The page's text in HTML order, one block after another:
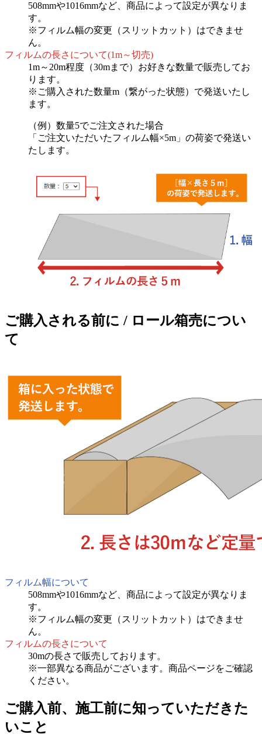
508mmや1016mmなど、商品によって設定が異なりま
す。
※フィルム幅の変更（スリットカット）はできませ
ん。
フィルムの長さについて(1m～切売)
1m～20m程度（30mまで）お好きな数量で販売してお
ります。
※ご購入された数量m（繋がった状態）で発送いたし
ます。
（例）数量5でご注文された場合
「ご注文いただいたフィルム幅×5m」の荷姿で発送い
たします。
ご購入される前に / ロール箱売につい
て
フィルム幅について
508mmや1016mmなど、商品によって設定が異なりま
す。
※フィルム幅の変更（スリットカット）はできませ
ん。
フィルムの長さについて
30mの長さで販売しております。
※一部異なる商品がございます。商品ページをご確認
ください。
ご購入前、施工前に知っていただきた
いこと